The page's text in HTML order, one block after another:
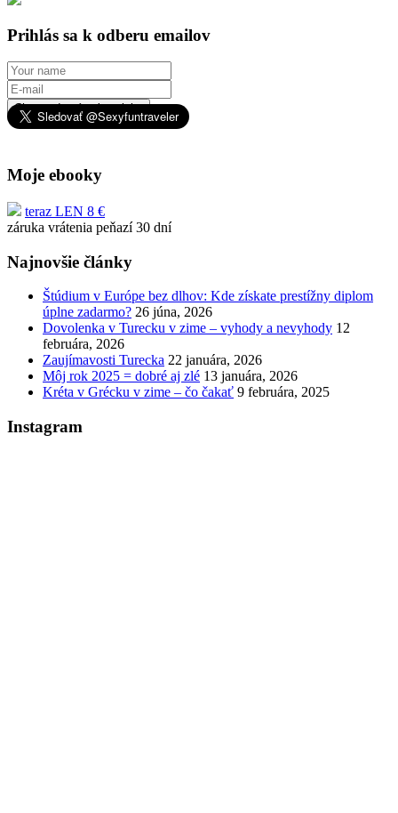
Prihlás sa k odberu emailov
Chcem dostávať novinky
Moje ebooky
teraz LEN 8 €
záruka vrátenia peňazí 30 dní
Najnovšie články
Štúdium v Európe bez dlhov: Kde získate prestížny diplom
úplne zadarmo? 26 júna, 2026
Dovolenka v Turecku v zime – vyhody a nevyhody 12
februára, 2026
Zaujímavosti Turecka 22 januára, 2026
Môj rok 2025 = dobré aj zlé 13 januára, 2026
Kréta v Grécku v zime – čo čakať 9 februára, 2025
Instagram